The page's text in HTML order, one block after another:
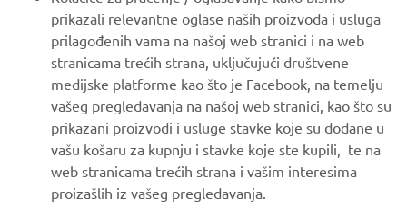
MORE YAMAHA
SUPPORT
BILTEN
Budite prvi koji će saznati o najnovijim ponudama, posebnim
prikazali relevantne oglase naših proizvoda i usluga
prilagođenih vama na našoj web stranici i na web
stranicama trećih strana, uključujući društvene
medijske platforme kao što je Facebook, na temelju
vašeg pregledavanja na našoj web stranici, kao što su
prikazani proizvodi i usluge stavke koje su dodane u
vašu košaru za kupnju i stavke koje ste kupili, te na
web stranicama trećih strana i vašim interesima
proizašlih iz vašeg pregledavanja.